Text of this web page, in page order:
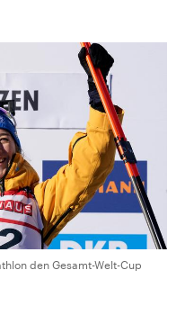
den Gesamt-Welt-Cup